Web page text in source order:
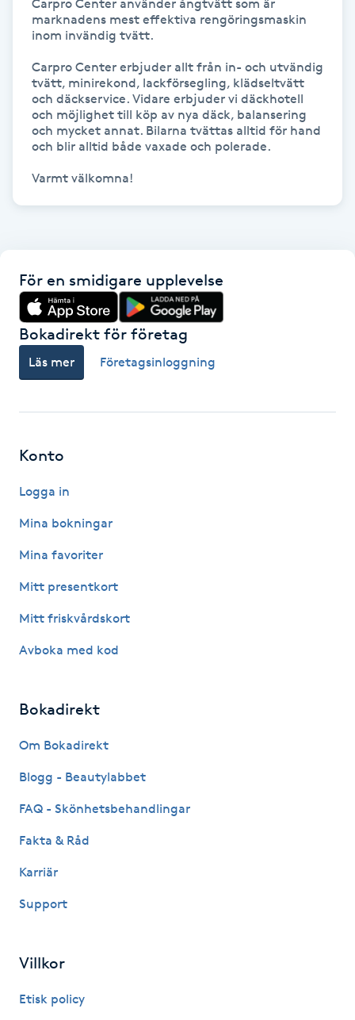
Hot yoga
Huduppstramning
Hudvård
Hyaluronsyra
Hypnos
Hårborttagning
Hårbottenbehandling
Hårvård
Hälsa
IPL
IR-massage
Japansk massage
K18
Katun fransar
Keratinbehandling
Carpro Center använder ångtvätt som är
marknadens mest effektiva rengöringsmaskin
inom invändig tvätt.
Carpro Center erbjuder allt från in- och utvändig
tvätt, minirekond, lackförsegling, klädseltvätt
och däckservice. Vidare erbjuder vi däckhotell
och möjlighet till köp av nya däck, balansering
och mycket annat. Bilarna tvättas alltid för hand
och blir alltid både vaxade och polerade.
Varmt välkomna!
För en smidigare upplevelse
Bokadirekt för företag
Läs mer Företagsinloggning
Konto
Logga in
Mina bokningar
Mina favoriter
Mitt presentkort
Mitt friskvårdskort
Avboka med kod
Bokadirekt
Om Bokadirekt
Blogg - Beautylabbet
FAQ - Skönhetsbehandlingar
Fakta & Råd
Karriär
Support
Villkor
Etisk policy